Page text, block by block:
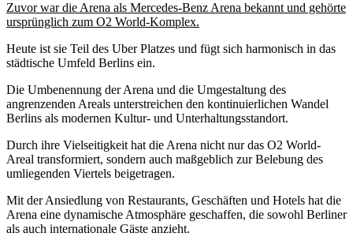
Zuvor war die Arena als Mercedes-Benz Arena bekannt und gehörte
ursprünglich zum O2 World-Komplex.
Heute ist sie Teil des Uber Platzes und fügt sich harmonisch in das
städtische Umfeld Berlins ein.
Die Umbenennung der Arena und die Umgestaltung des
angrenzenden Areals unterstreichen den kontinuierlichen Wandel
Berlins als modernen Kultur- und Unterhaltungsstandort.
Durch ihre Vielseitigkeit hat die Arena nicht nur das O2 World-
Areal transformiert, sondern auch maßgeblich zur Belebung des
umliegenden Viertels beigetragen.
Mit der Ansiedlung von Restaurants, Geschäften und Hotels hat die
Arena eine dynamische Atmosphäre geschaffen, die sowohl Berliner
als auch internationale Gäste anzieht.